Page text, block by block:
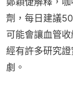
劑，每日建議
可能會讓血管
經有許多研究
劇。